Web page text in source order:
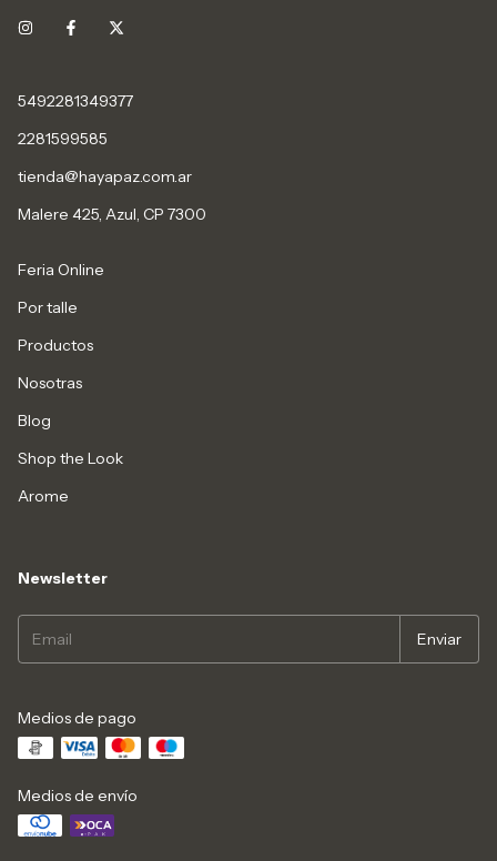
5492281349377
2281599585
tienda@hayapaz.com.ar
Malere 425, Azul, CP 7300
Feria Online
Por talle
Productos
Nosotras
Blog
Shop the Look
Arome
Newsletter
Medios de pago
Medios de envío